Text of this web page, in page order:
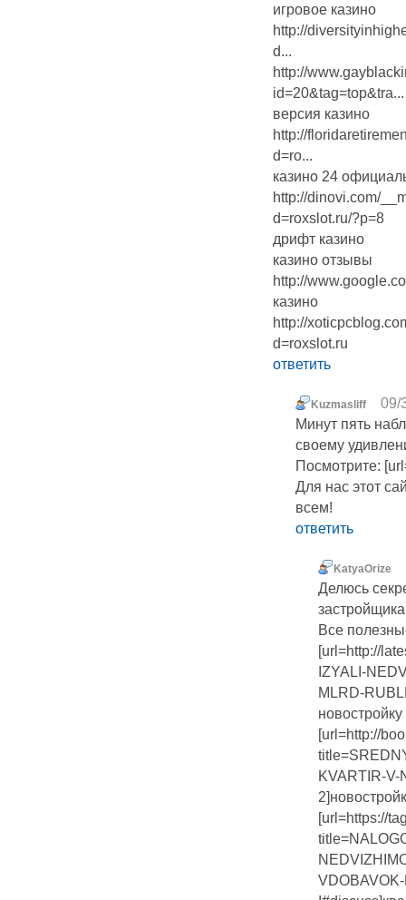
игровое казино
http://
d...
http://
id=20&tag=top&tra...
версия казино
http://
d=ro...
казино 24
http://dinovi.com/
d=roxslot.ru/?p=8
дрифт казино
казино отзывы
http://
казино
http://
d=roxslot.ru
ответить
Kuzmasliff
09/
Минут пять
своему
Посмотрите:
Для нас этот
всем!
ответить
KatyaOrize
Делюсь
Все
[url=http://
IZYALI-
MLRD-
[url=http://
KVARTIR-
[url=https://